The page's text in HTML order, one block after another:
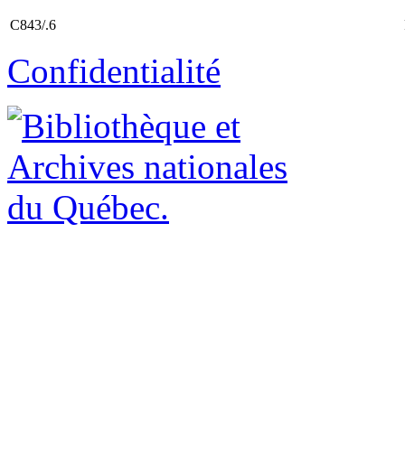
C843/.6
Confidentialité